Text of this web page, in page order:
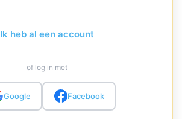
Ik heb al een account
of log in met
Google Facebook